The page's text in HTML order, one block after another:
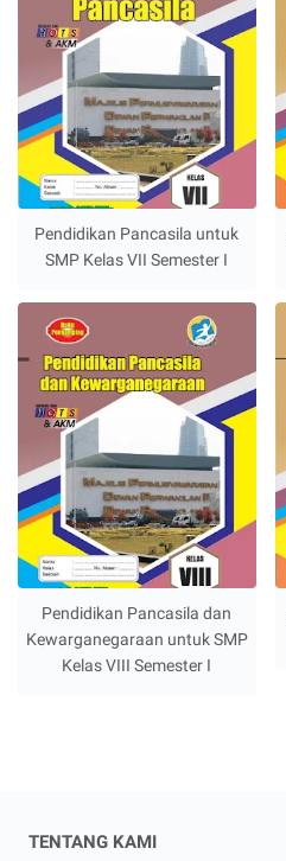
Pendidikan Pancasila untuk
SMP Kelas VII Semester I
Pendidikan Pancasila dan
Kewarganegaraan untuk SMP
Kelas VIII Semester I
TENTANG KAMI